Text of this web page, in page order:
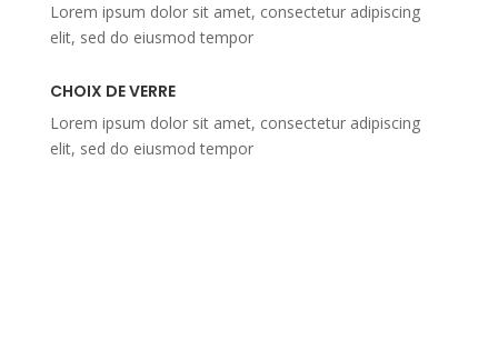
Lorem ipsum dolor sit amet, consectetur adipiscing
elit, sed do eiusmod tempor
CHOIX DE VERRE
Lorem ipsum dolor sit amet, consectetur adipiscing
elit, sed do eiusmod tempor